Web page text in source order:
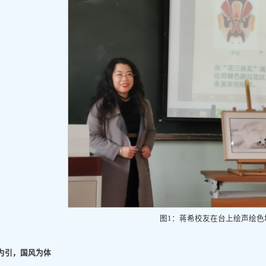
图1：蒋希校友在台上绘声绘
引，国风为体